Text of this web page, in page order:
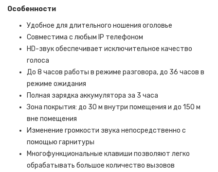
Особенности
Удобное для длительного ношения оголовье
Совместима с любым IP телефоном
HD-звук обеспечивает исключительное качество
голоса
До 8 часов работы в режиме разговора, до 36 часов в
режиме ожидания
Полная зарядка аккумулятора за 3 часа
Зона покрытия: до 30 м внутри помещения и до 150 м
вне помещения
Изменение громкости звука непосредственно с
помощью гарнитуры
Многофункциональные клавиши позволяют легко
обрабатывать большое количество вызовов